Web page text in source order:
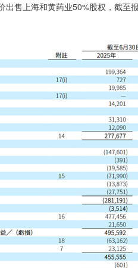
售上海和黄药业50%股权，截至